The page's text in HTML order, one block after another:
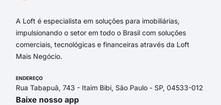
A Loft é especialista em soluções para imobiliárias,
impulsionando o setor em todo o Brasil com soluções
comerciais, tecnológicas e financeiras através da Loft
Mais Negócio.
ENDEREÇO
Rua Tabapuã, 743 - Itaim Bibi, São Paulo - SP, 04533-012
Baixe nosso app